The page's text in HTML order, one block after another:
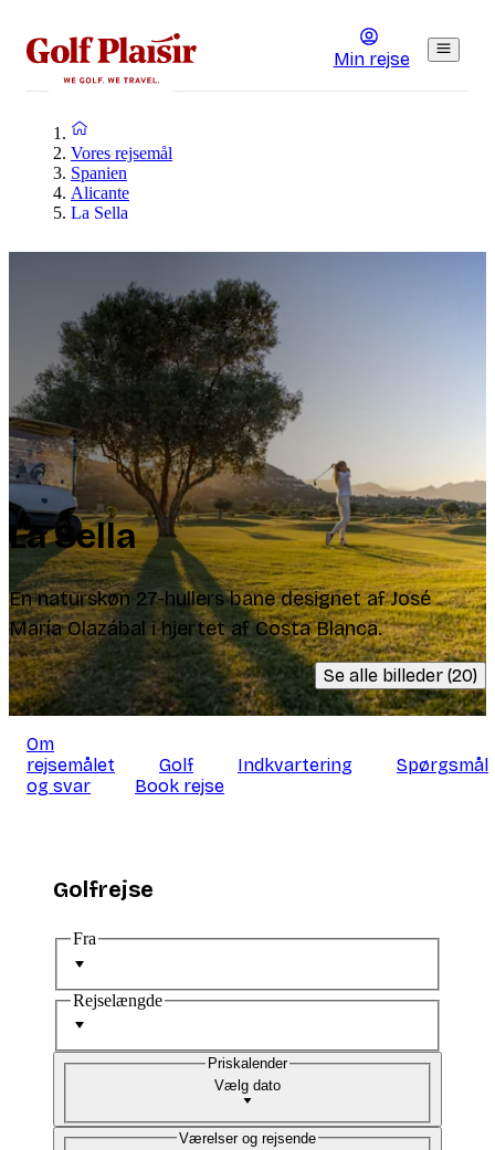
Min rejse
Vores rejsemål
Spanien
Alicante
La Sella
La Sella
En naturskøn 27-hullers bane designet af José
María Olazábal i hjertet af Costa Blanca.
Se alle billeder (20)
Om
rejsemålet
Golf Indkvartering
Spørgsmål
og svar
Book rejse
Golfrejse
Fra
Rejselængde
Vælg dato
Priskalender
Værelser og rejsende